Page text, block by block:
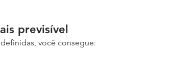
previsível
você consegue: